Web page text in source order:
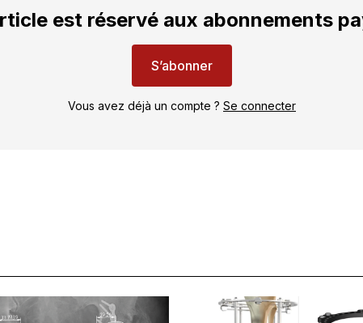
est réservé aux abonnements
S’abonner
Vous avez déjà un compte ? Se connecter